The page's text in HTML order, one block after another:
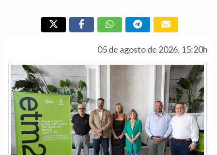
05 de agosto de 2026, 15:20h